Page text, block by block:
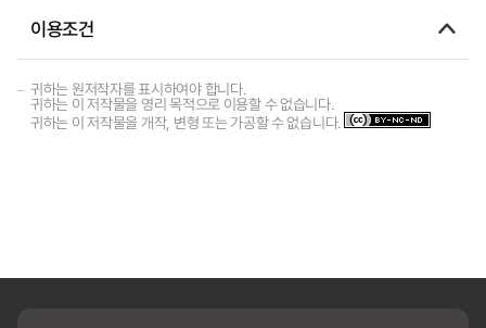
이용조건
귀하는 원저작자를 표시하여야 합니다.
귀하는 이 저작물을 영리 목적으로 이용할 수 없습니다.
귀하는 이 저작물을 개작, 변형 또는 가공할 수 없습니다.